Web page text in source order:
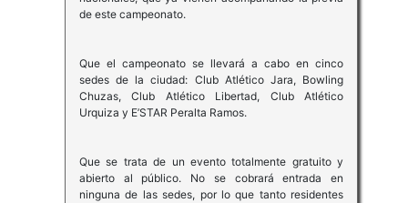
de este campeonato.
Que el campeonato se llevará a cabo en cinco
sedes de la ciudad: Club Atlético Jara, Bowling
Chuzas, Club Atlético Libertad, Club Atlético
Urquiza y E’STAR Peralta Ramos.
Que se trata de un evento totalmente gratuito y
abierto al público. No se cobrará entrada en
ninguna de las sedes, por lo que tanto residentes